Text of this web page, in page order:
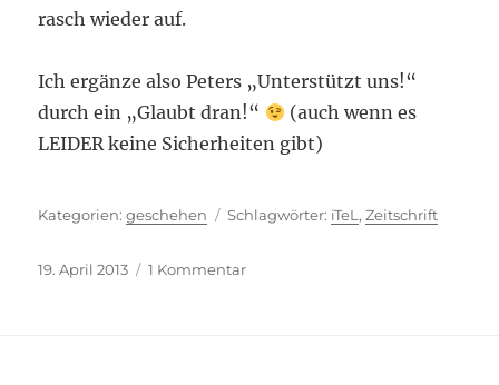
rasch wieder auf.
Ich ergänze also Peters „Unterstützt uns!“
durch ein „Glaubt dran!“
(auch wenn es
LEIDER keine Sicherheiten gibt)
Kategorien
geschehen Schlagwörter
iTeL ,Zeitschrift
Veröffentlicht
19. April 2013 1 Kommentarzu